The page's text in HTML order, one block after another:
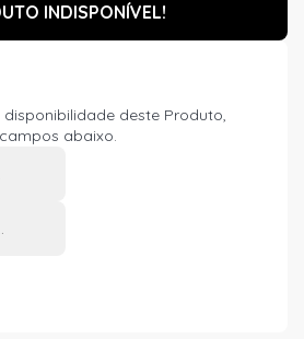
INDISPONÍVEL!
deste Produto,
abaixo.